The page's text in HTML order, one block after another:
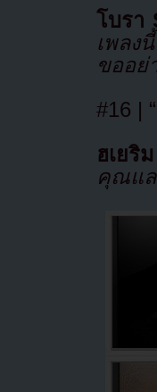
โบรา
เพลง
ขออย่
#16 |
ฮเยริ
คุณแล